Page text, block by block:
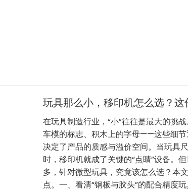
玩具那么小，移印机怎么选？
在玩具制造行业，“小”往往是最大的挑战
车模的标志、积木上的字母——这些细
决定了产品的质感与溢价空间。当玩具
时，移印机就成了关键的“点睛”设备。
多，针对微型玩具，究竟该怎么选？本
点。一、看清“钢板与胶头”的配合精度玩